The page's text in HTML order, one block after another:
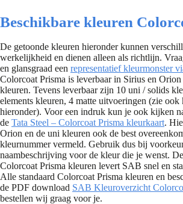
Beschikbare kleuren
De getoonde kleuren hieronder kunnen
werkelijkheid en dienen alleen als richtlijn.
en glansgraad een representatief kleurmonster
Colorcoat Prisma is leverbaar in Sirius en
kleuren. Tevens leverbaar zijn 10 uni / solids
elements kleuren, 4 matte uitvoeringen (zie
hieronder). Voor een indruk kun je ook kijken
de Tata Steel – Colorcoat Prisma kleurkaart.
Orion en de uni kleuren ook de best
kleurnummer vermeld. Gebruik dus bij
naambeschrijving voor de kleur die je wenst.
Colorcoat Prisma kleuren levert SAB snel en
Alle standaard Colorcoat Prisma kleuren en
de PDF download SAB Kleuroverzicht
bestellen wij graag voor je.